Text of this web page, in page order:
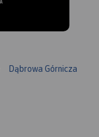
Dąbrowa Górnicza